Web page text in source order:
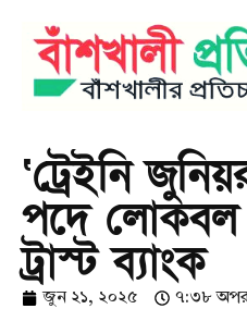
‘ট্রেইনি
পদে লোকবল
ট্রাস্ট ব্যাংক
জুন ২১, ২০২৫ ৭:৩৮